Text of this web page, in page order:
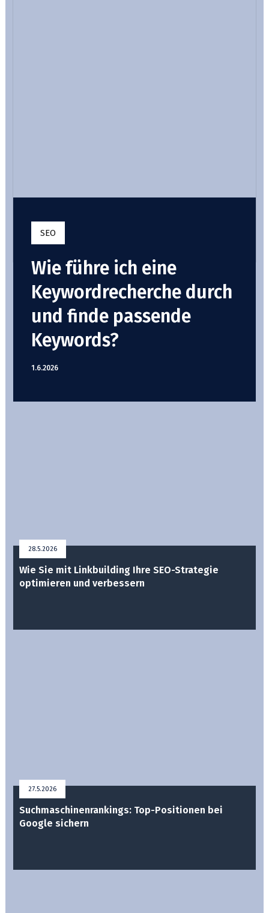
SEO
Wie führe ich eine
Keywordrecherche durch
und finde passende
Keywords?
1.6.2026
28.5.2026
Wie Sie mit Linkbuilding Ihre SEO-Strategie
optimieren und verbessern
27.5.2026
Suchmaschinenrankings: Top-Positionen bei
Google sichern